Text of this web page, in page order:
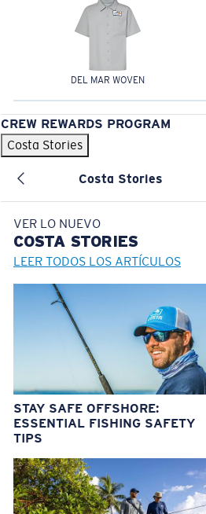
DEL MAR WOVEN
CREW REWARDS PROGRAM
Costa Stories
Costa Stories
VER LO NUEVO
COSTA STORIES
LEER TODOS LOS ARTÍCULOS
STAY SAFE OFFSHORE:
ESSENTIAL FISHING SAFETY
TIPS